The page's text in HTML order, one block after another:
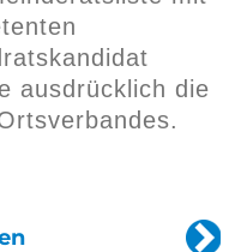
ausdrücklich die